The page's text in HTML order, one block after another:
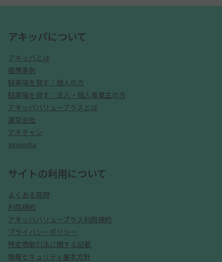
アキッパについて
アキッパとは
提携事例
駐車場を貸す：個人の方
駐車場を貸す：法人・個人事業主の方
アキッパバリュープラスとは
運営会社
アキチャン
akipedia
サイトの利用について
よくある質問
利用規約
アキッパバリュープラス利用規約
プライバシーポリシー
特定商取引法に関する記載
情報セキュリティ基本方針